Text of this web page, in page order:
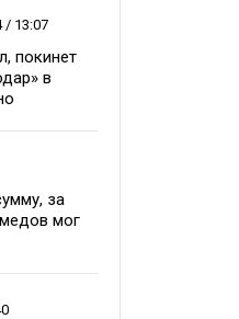
/ 13:07
покинет
в
за
мог